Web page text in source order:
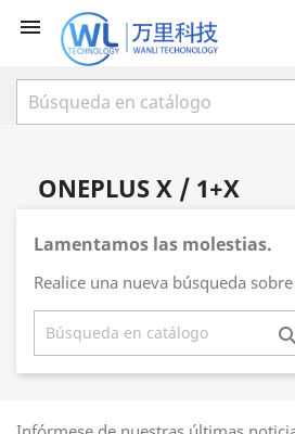

ONEPLUS X / 1+X
Lamentamos las molestias.
Realice una nueva búsqueda